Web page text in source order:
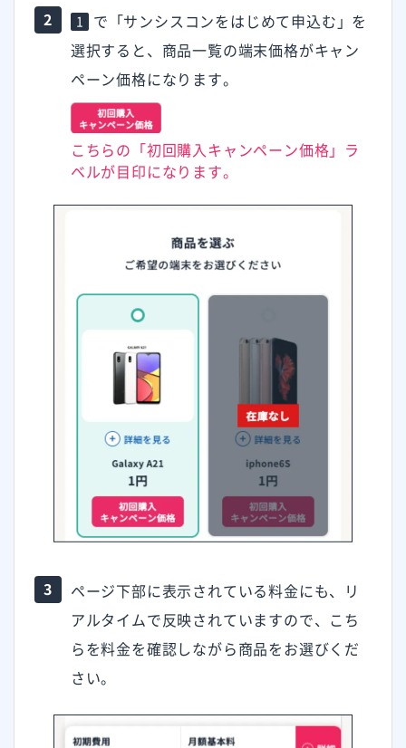
1
で「サンシスコンをはじめて申込む」を
選択すると、商品一覧の端末価格がキャン
ペーン価格になります。
こちらの「初回購入キャンペーン価格」ラ
ベルが目印になります。
ページ下部に表示されている料金にも、リ
アルタイムで反映されていますので、こち
らを料金を確認しながら商品をお選びくだ
さい。